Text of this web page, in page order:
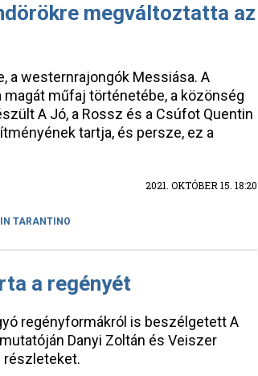
megváltoztatta az
a westernrajongók Messiása. A
műfaj történetébe, a közönség
A Jó, a Rossz és a Csúfot Quentin
tartja, és persze, ez a
2021. OKTÓBER 15. 18:20
TARANTINO
a regényét
regényformákról is beszélgetett A
Danyi Zoltán és Veiszer
részleteket.